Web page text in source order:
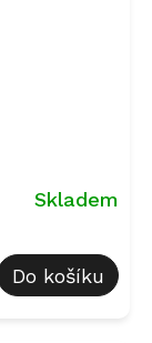
Skladem
Do košíku